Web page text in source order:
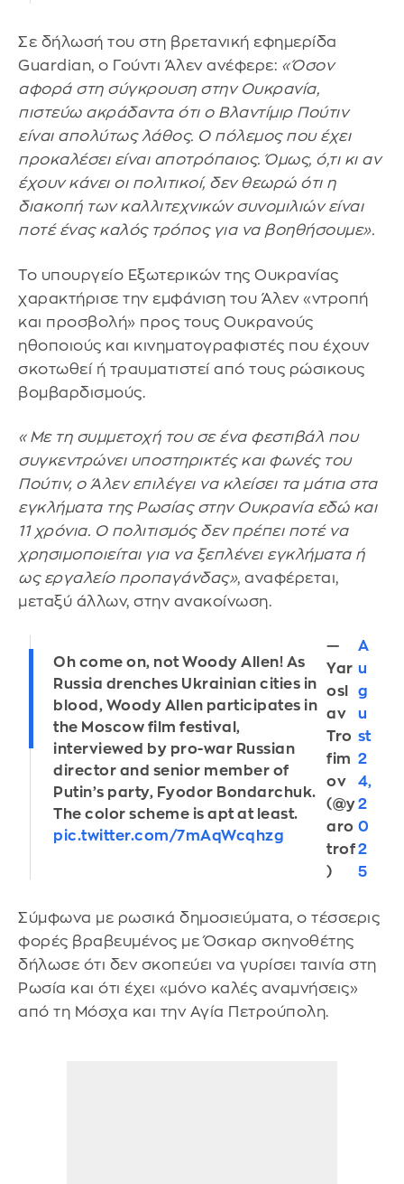
Σε δήλωσή του στη βρετανική εφημερίδα
Guardian, ο Γούντι Άλεν ανέφερε: «Όσον
αφορά στη σύγκρουση στην Ουκρανία,
πιστεύω ακράδαντα ότι ο Βλαντίμιρ Πούτιν
είναι απολύτως λάθος. Ο πόλεμος που έχει
προκαλέσει είναι αποτρόπαιος. Όμως, ό,τι κι αν
έχουν κάνει οι πολιτικοί, δεν θεωρώ ότι η
διακοπή των καλλιτεχνικών συνομιλιών είναι
ποτέ ένας καλός τρόπος για να βοηθήσουμε».
Το υπουργείο Εξωτερικών της Ουκρανίας
χαρακτήρισε την εμφάνιση του Άλεν «ντροπή
και προσβολή» προς τους Ουκρανούς
ηθοποιούς και κινηματογραφιστές που έχουν
σκοτωθεί ή τραυματιστεί από τους ρώσικους
βομβαρδισμούς.
«Με τη συμμετοχή του σε ένα φεστιβάλ που
συγκεντρώνει υποστηρικτές και φωνές του
Πούτιν, ο Άλεν επιλέγει να κλείσει τα μάτια στα
εγκλήματα της Ρωσίας στην Ουκρανία εδώ και
11 χρόνια. Ο πολιτισμός δεν πρέπει ποτέ να
χρησιμοποιείται για να ξεπλένει εγκλήματα ή
ως εργαλείο προπαγάνδας», αναφέρεται,
μεταξύ άλλων, στην ανακοίνωση.
Oh come on, not Woody Allen! As
Russia drenches Ukrainian cities in
blood, Woody Allen participates in
the Moscow film festival,
interviewed by pro-war Russian
director and senior member of
Putin’s party, Fyodor Bondarchuk.
The color scheme is apt at least.
pic.twitter.com/7mAqWcqhzg
—
Yar
osl
av
Tro
fim
ov
(@y
aro
trof
)
A
u
g
u
st
2
4,
2
0
2
5
Σύμφωνα με ρωσικά δημοσιεύματα, ο τέσσερις
φορές βραβευμένος με Όσκαρ σκηνοθέτης
δήλωσε ότι δεν σκοπεύει να γυρίσει ταινία στη
Ρωσία και ότι έχει «μόνο καλές αναμνήσεις»
από τη Μόσχα και την Αγία Πετρούπολη.